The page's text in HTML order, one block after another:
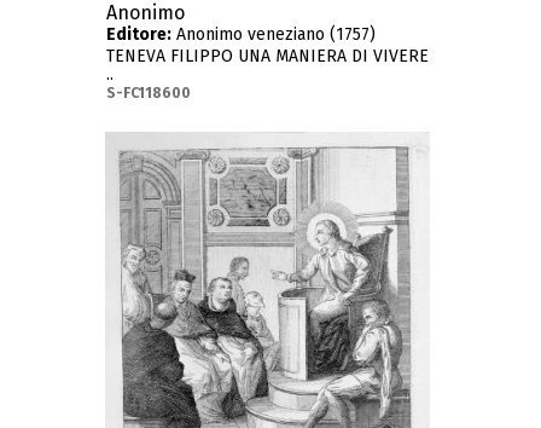
Anonimo
Editore:Anonimo veneziano (1757)
TENEVA FILIPPO UNA MANIERA DI VIVERE
..
S-FC118600